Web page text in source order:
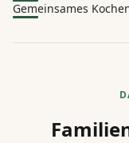
Gemeinsames